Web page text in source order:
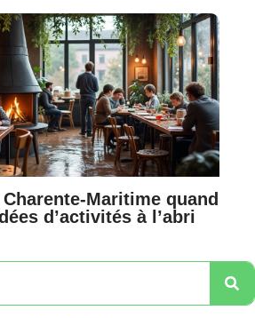
Maritime quand
d’activités à l’abri